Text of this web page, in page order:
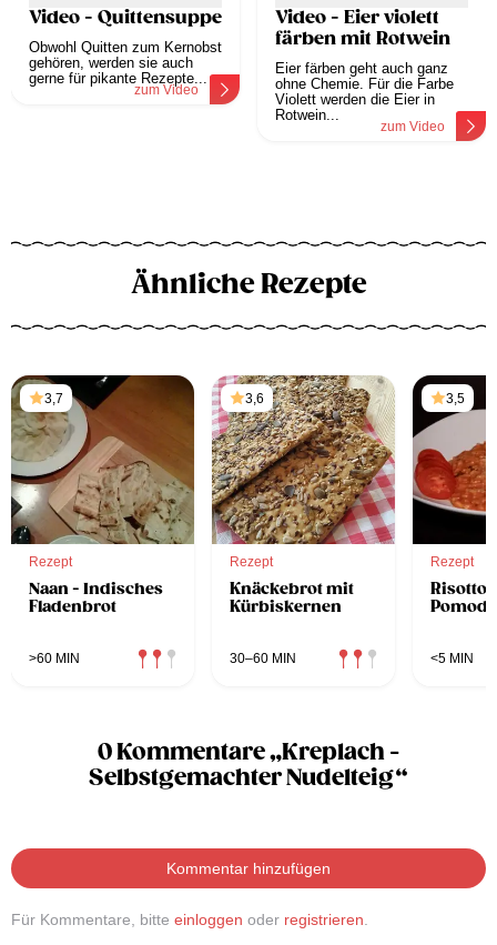
Video - Quittensuppe
Obwohl Quitten zum Kernobst
gehören, werden sie auch
gerne für pikante Rezepte...
zum Video
Video - Eier violett
färben mit Rotwein
Eier färben geht auch ganz
ohne Chemie. Für die Farbe
Violett werden die Eier in
Rotwein...
zum Video
Ähnliche Rezepte
3,7
Rezept
Naan - Indisches
Fladenbrot
>60 MIN
3,6
Rezept
Knäckebrot mit
Kürbiskernen
30–60 MIN
3,5
Rezept
Risotto
<5 MIN
0 Kommentare „Kreplach -
Selbstgemachter Nudelteig“
Kommentar hinzufügen
Für Kommentare, bitte einloggen oder registrieren.